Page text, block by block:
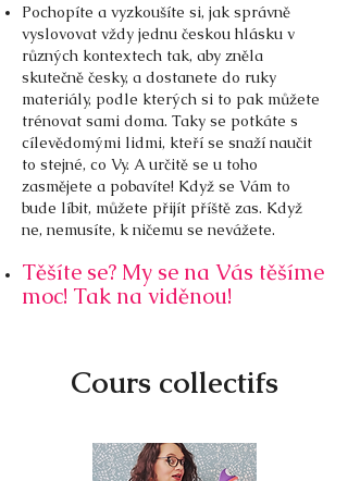
Pochopíte a vyzkoušíte si, jak správně
vyslovovat vždy jednu českou hlásku v
různých kontextech tak, aby zněla
skutečně česky, a dostanete do ruky
materiály, podle kterých si to pak můžete
trénovat sami doma. Taky se potkáte s
cílevědomými lidmi, kteří se snaží naučit
to stejné, co Vy. A určitě se u toho
zasmějete a pobavíte! Když se Vám to
bude líbit, můžete přijít příště zas. Když
ne, nemusíte, k ničemu se nevážete.
Těšíte se? My se na Vás těšíme
moc! Tak na viděnou!
Cours collectifs